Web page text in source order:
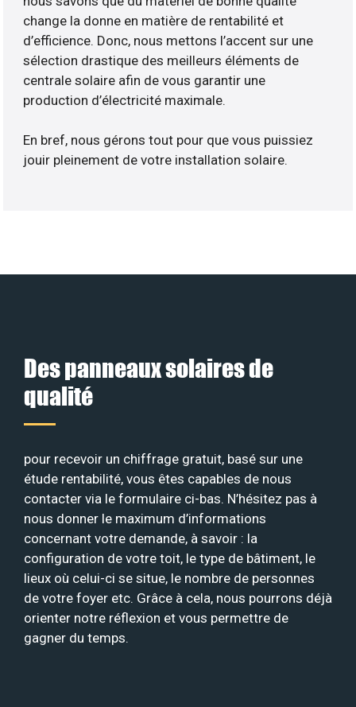
change la donne en matière de rentabilité et
d’efficience. Donc, nous mettons l’accent sur une
sélection drastique des meilleurs éléments de
centrale solaire afin de vous garantir une
production d’électricité maximale.
En bref, nous gérons tout pour que vous puissiez
jouir pleinement de votre installation solaire.
Des panneaux solaires de
qualité
pour recevoir un chiffrage gratuit, basé sur une
étude rentabilité, vous êtes capables de nous
contacter via le formulaire ci-bas. N’hésitez pas à
nous donner le maximum d’informations
concernant votre demande, à savoir : la
configuration de votre toit, le type de bâtiment, le
lieux où celui-ci se situe, le nombre de personnes
de votre foyer etc. Grâce à cela, nous pourrons déjà
orienter notre réflexion et vous permettre de
gagner du temps.